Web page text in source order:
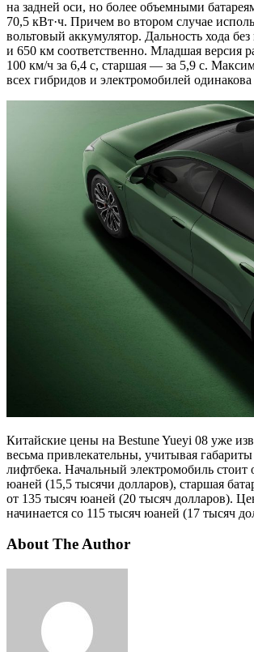
на задней оси, но более объемными
70,5 кВт·ч. Причем во втором случае
вольтовый аккумулятор. Дальность хода
и 650 км соответственно. Младшая версия
100 км/ч за 6,4 с, старшая — за 5,9 с.
всех гибридов и электромобилей
Китайские цены на Bestune Yueyi 08 уже
весьма привлекательны, учитывая
лифтбека. Начальный электромобиль стоит
юаней (15,5 тысячи долларов), старшая
от 135 тысяч юаней (20 тысяч долларов).
начинается со 115 тысяч юаней (17 тысяч
About The Author